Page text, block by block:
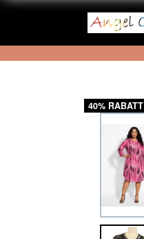
40% RABATT